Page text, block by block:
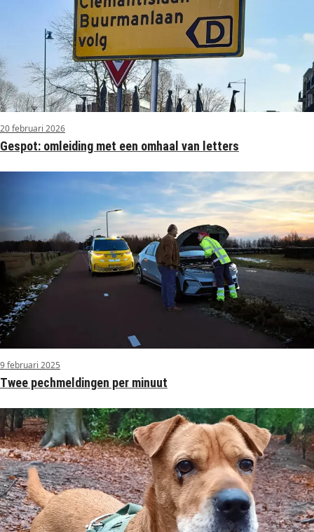
20 februari 2026
Gespot: omleiding met een omhaal van letters
9 februari 2025
Twee pechmeldingen per minuut